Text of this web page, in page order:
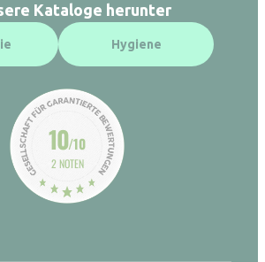
Kataloge herunter
Hygiene
10/10
2 NOTEN